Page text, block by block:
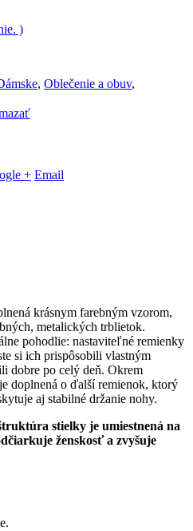
)
, Oblečenie a obuv,
+ Email
krásnym farebným vzorom,
metalických trblietok.
pohodlie: nastaviteľné remienky
si ich prispôsobili vlastným
dobre po celý deň. Okrem
doplnená o ďalší remienok, ktorý
aj stabilné držanie nohy.
stielky je umiestnená na
ženskosť a zvyšuje